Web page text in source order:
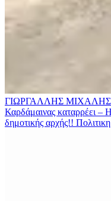
ΓΙΩΡΓΑΛΛΗΣ ΜΙΧΑΛΗΣ:
Καρδάμαινας καταρρέει –
δημοτικής αρχής!! Πολιτικη